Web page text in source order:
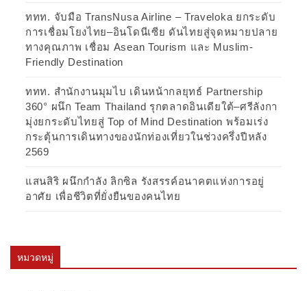
ททท. จับมือ TransNusa Airline – Traveloka ยกระดับ
การเชื่อมโยงไทย–อินโดนีเซีย ดันไทยสู่จุดหมายปลาย
ทางคุณภาพ เชื่อม Asean Tourism และ Muslim-
Friendly Destination
ททท. สำนักงานมุมไบ เดินหน้ากลยุทธ์ Partnership
360° ผนึก Team Thailand รุกตลาดอินเดียใต้–ศรีลังกา
มุ่งยกระดับไทยสู่ Top of Mind Destination พร้อมเร่ง
กระตุ้นการเดินทางของนักท่องเที่ยวในช่วงครึ่งปีหลัง
2569
แสนสิริ ผนึกกำลัง ลิกซิล รังสรรค์อนาคตแห่งการอยู่
อาศัย เพื่อชีวิตที่ยั่งยืนของคนไทย
หมวดหมู่